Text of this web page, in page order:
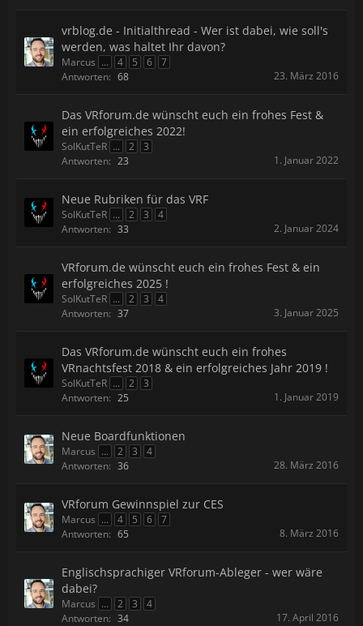
vrblog.de - Initialthread - Wer ist dabei, wie soll's
werden, was haltet Ihr davon?
Marcus ... 4 5 6
7
Antworten: 68 23. März 2016
Das VRforum.de wünscht euch ein frohes Fest &
ein erfolgreiches 2022!
SolKutTeR ... 2
3
Antworten: 23 1. Januar 2022
Neue Rubriken für das VRF
SolKutTeR ... 2 3
4
Antworten: 33 2. Januar 2024
VRforum.de wünscht euch ein frohes Fest & ein
erfolgreiches 2025 !
SolKutTeR ... 2 3
4
Antworten: 37 3. Januar 2025
Das VRforum.de wünscht euch ein frohes
VRnachtsfest 2018 & ein erfolgreiches Jahr 2019 !
SolKutTeR ... 2
3
Antworten: 25 1. Januar 2019
Neue Boardfunktionen
Marcus ... 2 3
4
Antworten: 36 28. März 2016
VRforum Gewinnspiel zur CES
Marcus ... 4 5 6
7
Antworten: 65 8. März 2016
Englischsprachiger VRforum-Ableger - wer wäre
dabei?
Marcus ... 2 3
4
Antworten: 34 17. April 2016